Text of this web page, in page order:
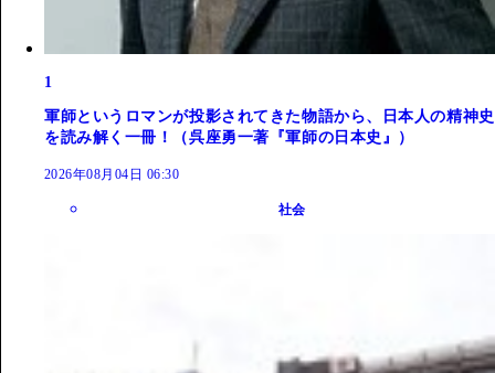
1
軍師というロマンが投影されてきた物語から、日本人の精神史
を読み解く一冊！（呉座勇一著『軍師の日本史』）
2026年08月04日 06:30
社会